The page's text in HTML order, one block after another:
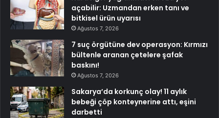
açabilir: Uzmandan erken tanı ve
bitkisel ürün uyarısı
Ağustos 7, 2026
7 suç örgütüne dev operasyon: Kırmızı
bültenle aranan çetelere şafak
baskını!
Ağustos 7, 2026
Sakarya’da korkunç olay! 11 aylık
bebeği çöp konteynerine attı, eşini
darbetti